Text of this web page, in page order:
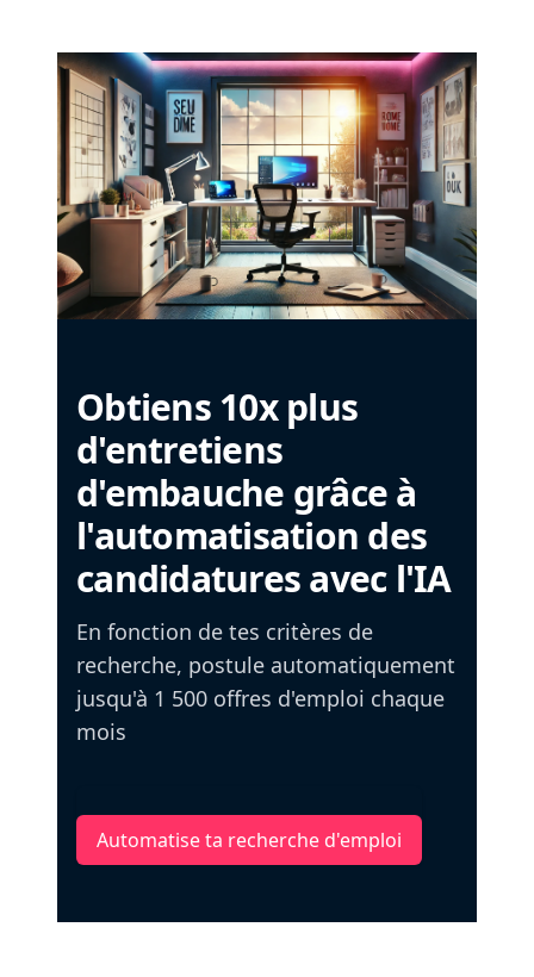
Obtiens 10x plus
d'entretiens
d'embauche grâce à
l'automatisation des
candidatures avec l'IA
En fonction de tes critères de
recherche, postule automatiquement
jusqu'à 1 500 offres d'emploi chaque
mois
Automatise ta recherche d'emploi